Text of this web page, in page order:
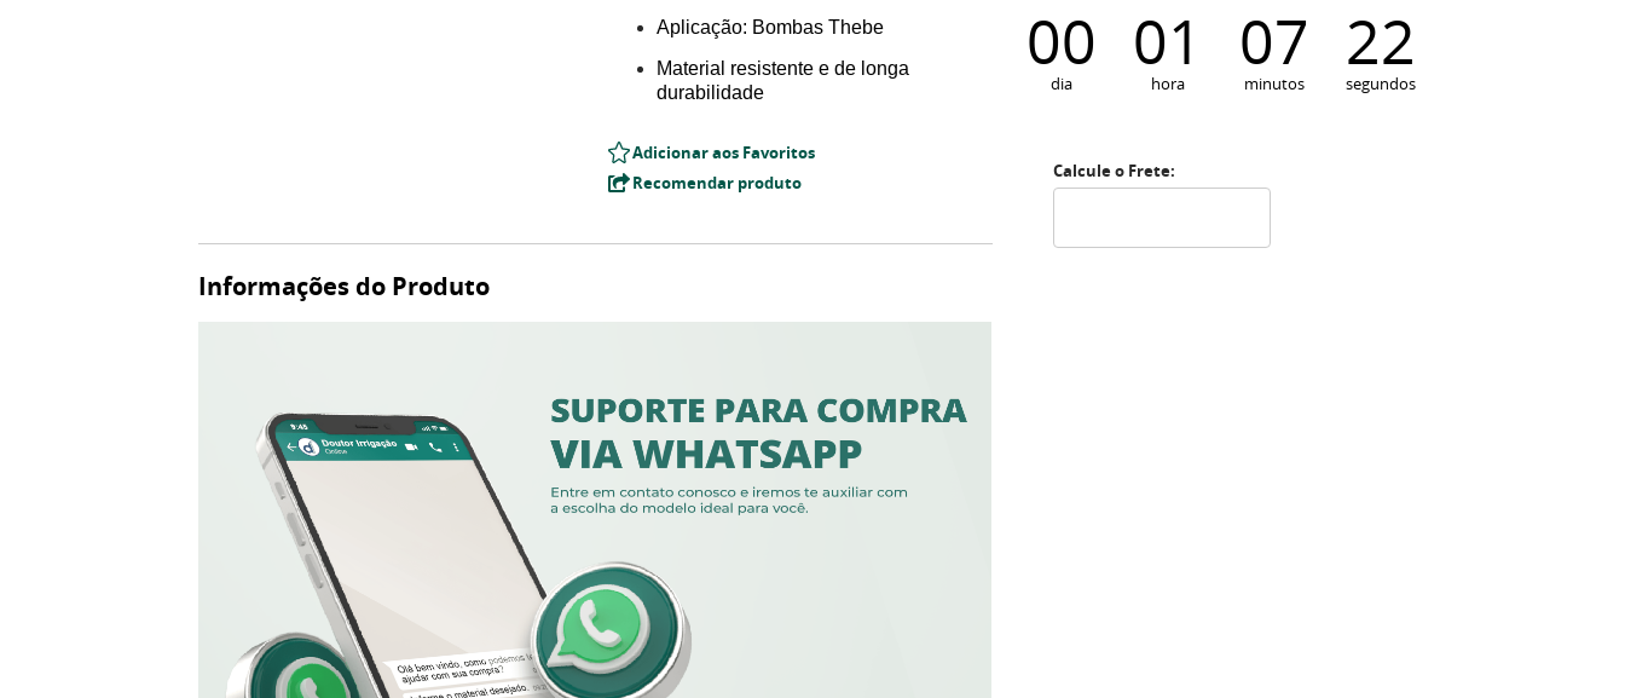
Aplicação: Bombas Thebe
Material resistente e de longa
durabilidade
Adicionar aos Favoritos
Recomendar produto
00
dia
01
hora
07
minutos
22
segundos
Calcule o Frete:
Informações do Produto